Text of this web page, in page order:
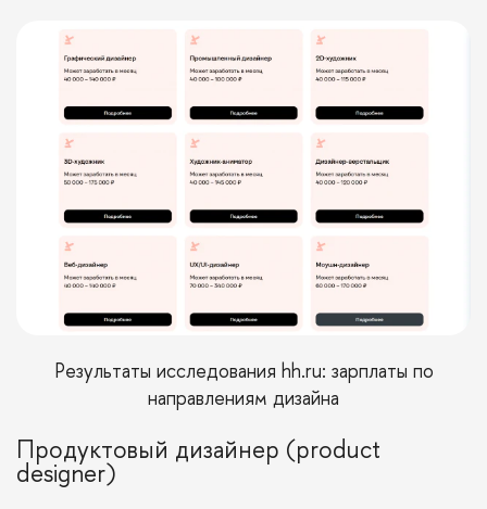
Результаты исследования hh.ru: зарплаты по
направлениям дизайна
Продуктовый дизайнер (product
designer)